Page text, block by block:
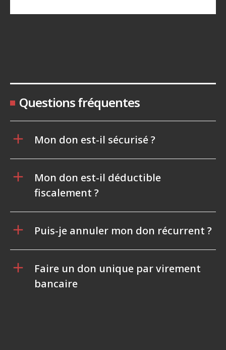
Questions fréquentes
Mon don est-il sécurisé ?
Mon don est-il déductible
fiscalement ?
Puis-je annuler mon don récurrent ?
Faire un don unique par virement
bancaire